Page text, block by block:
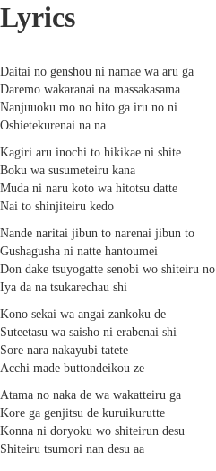
Lyrics
Daitai no genshou ni namae wa aru ga
Daremo wakaranai na massakasama
Nanjuuoku mo no hito ga iru no ni
Oshietekurenai na na
Kagiri aru inochi to hikikae ni shite
Boku wa susumeteiru kana
Muda ni naru koto wa hitotsu datte
Nai to shinjiteiru kedo
Nande naritai jibun to narenai jibun to
Gushagusha ni natte hantoumei
Don dake tsuyogatte senobi wo shiteiru no
Iya da na tsukarechau shi
Kono sekai wa angai zankoku de
Suteetasu wa saisho ni erabenai shi
Sore nara nakayubi tatete
Acchi made buttondeikou ze
Atama no naka de wa wakatteiru ga
Kore ga genjitsu de kuruikurutte
Konna ni doryoku wo shiteirun desu
Shiteiru tsumori nan desu aa